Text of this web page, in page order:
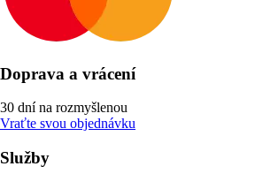
Doprava a vrácení
30 dní na rozmyšlenou
Vraťte svou objednávku
Služby